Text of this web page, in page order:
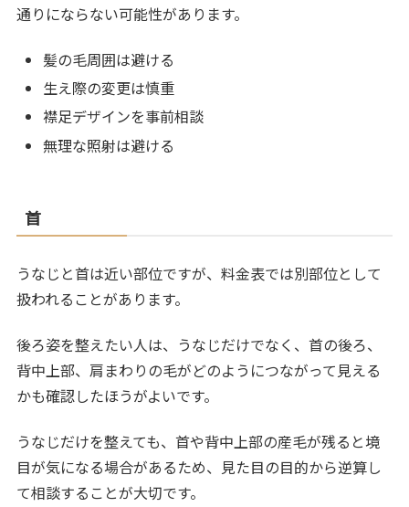
通りにならない可能性があります。
髪の毛周囲は避ける
生え際の変更は慎重
襟足デザインを事前相談
無理な照射は避ける
首
うなじと首は近い部位ですが、料金表では別部位として
扱われることがあります。
後ろ姿を整えたい人は、うなじだけでなく、首の後ろ、
背中上部、肩まわりの毛がどのようにつながって見える
かも確認したほうがよいです。
うなじだけを整えても、首や背中上部の産毛が残ると境
目が気になる場合があるため、見た目の目的から逆算し
て相談することが大切です。